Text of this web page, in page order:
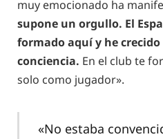
muy emocionado ha
supone un orgullo. El
formado aquí y he
conciencia. En el club te
solo como jugador».
«No estaba